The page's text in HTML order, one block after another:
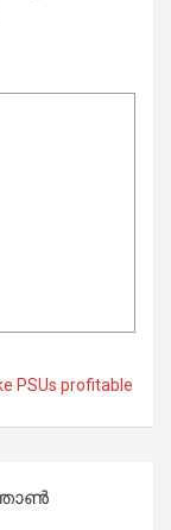
PSUs profitable